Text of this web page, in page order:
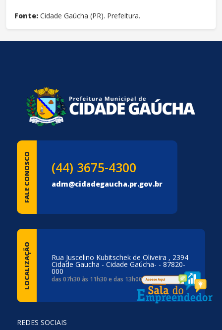
Fonte: Cidade Gaúcha (PR). Prefeitura.
FALE CONOSCO (44) 3675-4300
adm@cidadegaucha.pr.gov.br
LOCALIZAÇÃO Rua Juscelino Kubitschek de Oliveira , 2394
Cidade Gaucha - Cidade Gaúcha- - 87820-
000
das 07h30 às 11h30 e das 13h00 às 17h00
REDES SOCIAIS